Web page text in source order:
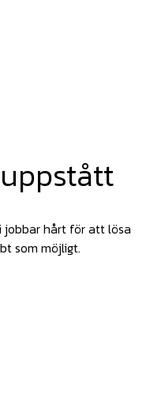
jobbar hårt för att lösa
som möjligt.